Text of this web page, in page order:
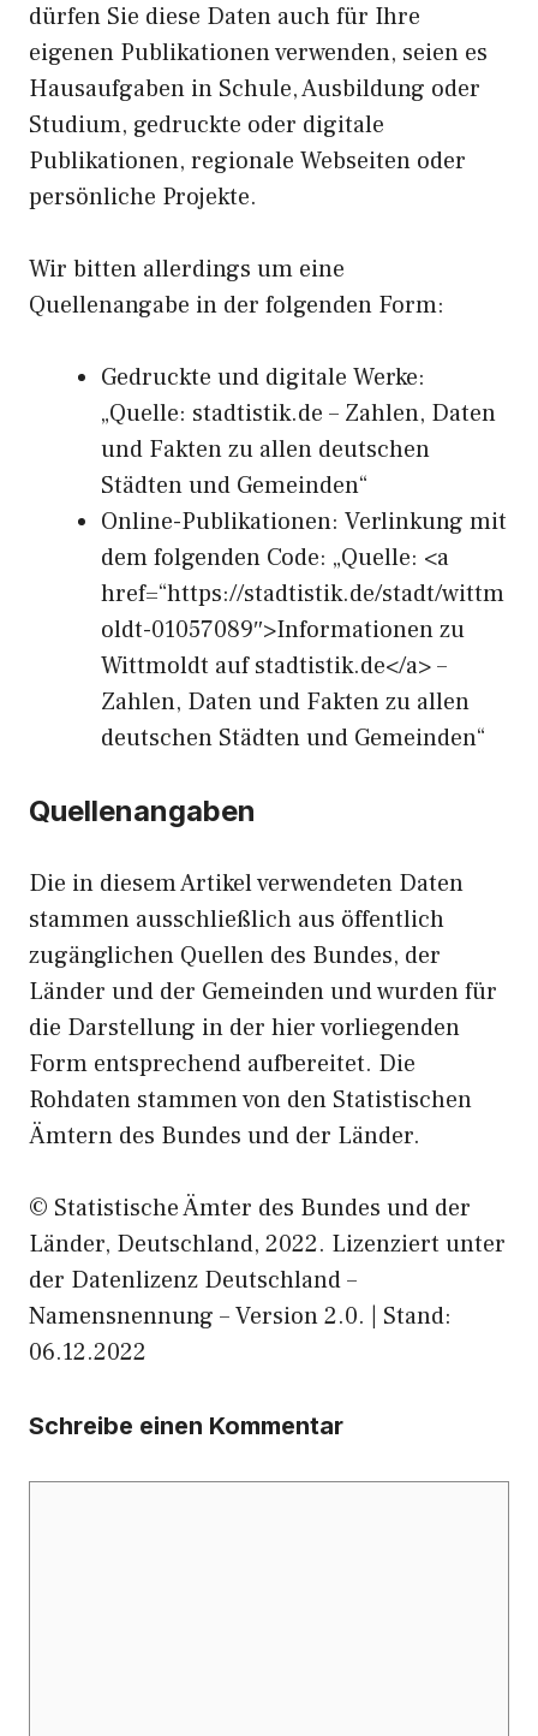
dürfen Sie diese Daten auch für Ihre
eigenen Publikationen verwenden, seien es
Hausaufgaben in Schule, Ausbildung oder
Studium, gedruckte oder digitale
Publikationen, regionale Webseiten oder
persönliche Projekte.
Wir bitten allerdings um eine
Quellenangabe in der folgenden Form:
Gedruckte und digitale Werke:
„Quelle: stadtistik.de – Zahlen, Daten
und Fakten zu allen deutschen
Städten und Gemeinden“
Online-Publikationen: Verlinkung mit
dem folgenden Code: „Quelle: <a
href=“https://stadtistik.de/stadt/wittm
oldt-01057089″>Informationen zu
Wittmoldt auf stadtistik.de</a> –
Zahlen, Daten und Fakten zu allen
deutschen Städten und Gemeinden“
Quellenangaben
Die in diesem Artikel verwendeten Daten
stammen ausschließlich aus öffentlich
zugänglichen Quellen des Bundes, der
Länder und der Gemeinden und wurden für
die Darstellung in der hier vorliegenden
Form entsprechend aufbereitet. Die
Rohdaten stammen von den Statistischen
Ämtern des Bundes und der Länder.
© Statistische Ämter des Bundes und der
Länder, Deutschland, 2022. Lizenziert unter
der Datenlizenz Deutschland –
Namensnennung – Version 2.0. | Stand:
06.12.2022
Schreibe einen Kommentar